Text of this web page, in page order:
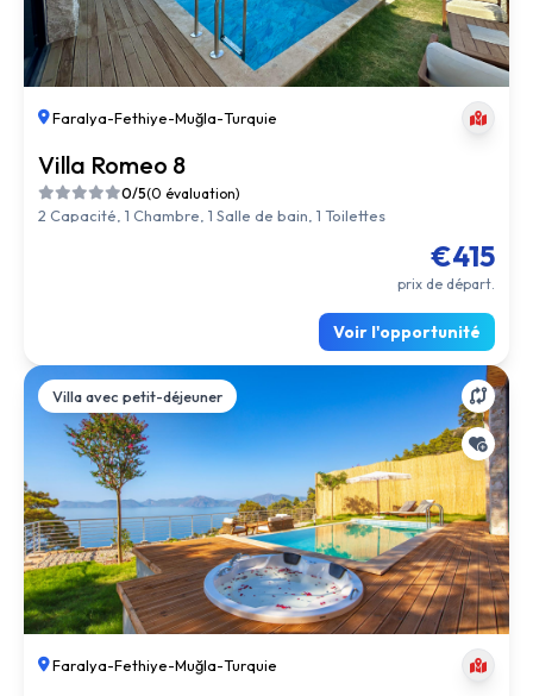
Faralya-Fethiye-Muğla-Turquie
Villa Romeo 8
0/5(0 évaluation)
2 Capacité, 1 Chambre, 1 Salle de bain, 1 Toilettes
€415
prix de départ.
Voir l'opportunité
Villa avec petit-déjeuner
Faralya-Fethiye-Muğla-Turquie